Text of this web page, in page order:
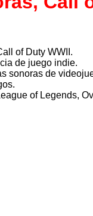
of Duty WWII.
de juego indie.
sonoras de
of Legends,